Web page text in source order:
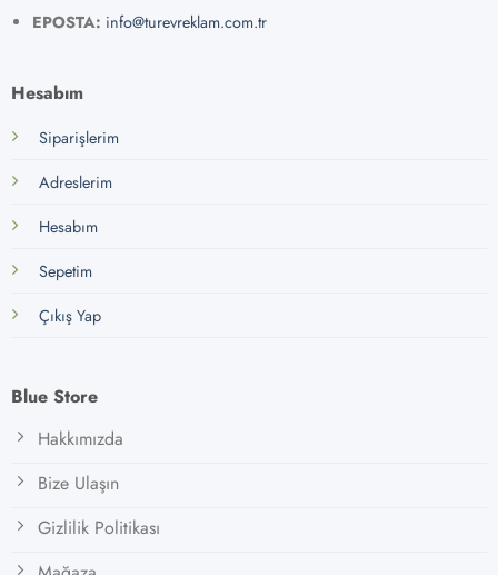
EPOSTA: info@turevreklam.com.tr
Hesabım
Siparişlerim
Adreslerim
Hesabım
Sepetim
Çıkış Yap
Blue Store
Hakkımızda
Bize Ulaşın
Gizlilik Politikası